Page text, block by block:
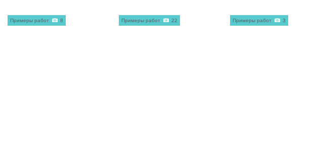
Примеры работ 8 Примеры работ 22 Примеры работ 3